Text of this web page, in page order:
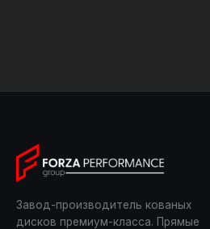
Завод-производитель кованых
дисков премиум-класса. Прямые